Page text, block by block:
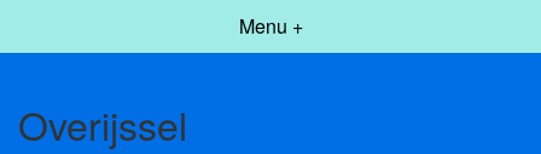
Menu +
Overijssel